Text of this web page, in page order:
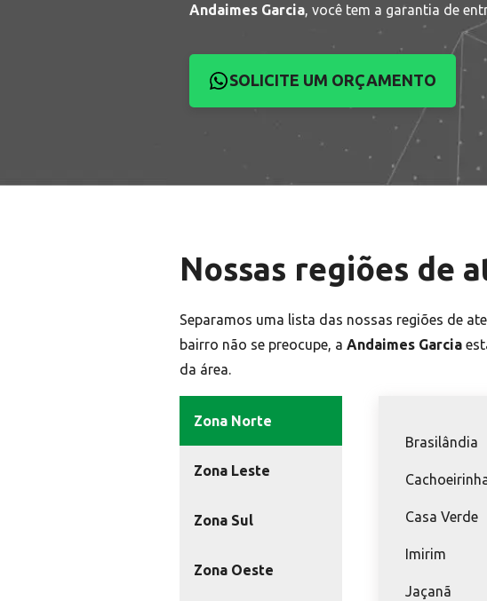
Andaimes Garcia, você tem a garantia de
SOLICITE UM ORÇAMENTO
Nossas regiões de
Separamos uma lista das nossas regiões de
bairro não se preocupe, a Andaimes Garcia
da área.
Zona Norte
Zona Leste
Zona Sul
Zona Oeste
Brasilândia
Casa Verde
Imirim
Jaçanã